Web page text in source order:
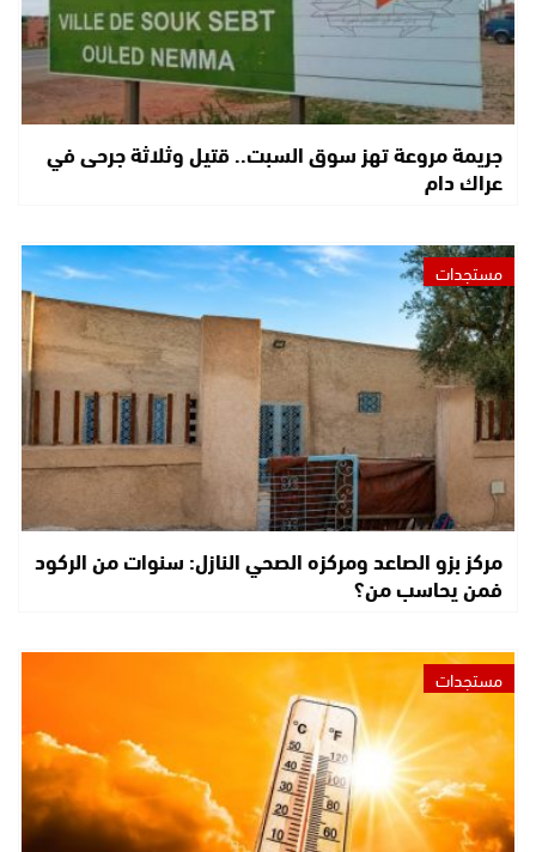
جريمة مروعة تهز سوق السبت.. قتيل وثلاثة جرحى في
عراك دام
مستجدات
مركز بزو الصاعد ومركزه الصحي النازل: سنوات من الركود
فمن يحاسب من؟
مستجدات